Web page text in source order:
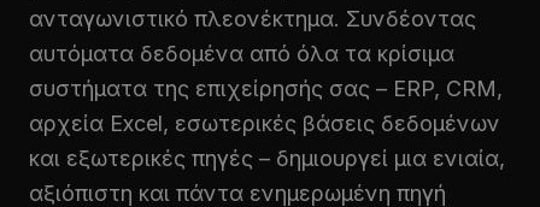
ανταγωνιστικό πλεονέκτημα. Συνδέοντας
αυτόματα δεδομένα από όλα τα κρίσιμα
συστήματα της επιχείρησής σας – ERP, CRM,
αρχεία Excel, εσωτερικές βάσεις δεδομένων
και εξωτερικές πηγές – δημιουργεί μια ενιαία,
αξιόπιστη και πάντα ενημερωμένη πηγή